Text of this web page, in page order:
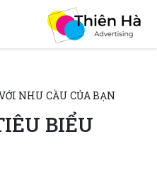
NHU CẦU CỦA BẠN
BIỂU